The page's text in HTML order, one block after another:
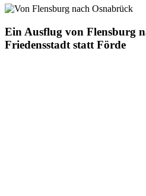
Ein Ausflug von Flensburg
Friedensstadt statt Förde